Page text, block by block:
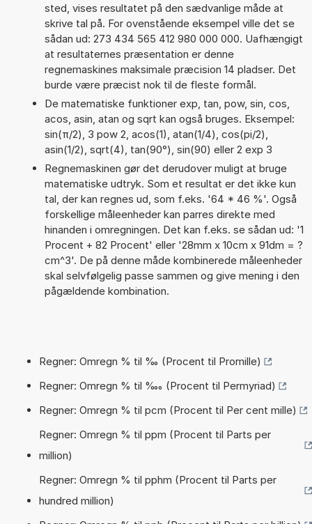
sted, vises resultatet på den sædvanlige måde at
skrive tal på. For ovenstående eksempel ville det se
sådan ud: 273 434 565 412 980 000 000. Uafhængigt
at resultaternes præsentation er denne
regnemaskines maksimale præcision 14 pladser. Det
burde være præcist nok til de fleste formål.
De matematiske funktioner exp, tan, pow, sin, cos,
acos, asin, atan og sqrt kan også bruges. Eksempel:
sin(π/2), 3 pow 2, acos(1), atan(1/4), cos(pi/2),
asin(1/2), sqrt(4), tan(90°), sin(90) eller 2 exp 3
Regnemaskinen gør det derudover muligt at bruge
matematiske udtryk. Som et resultat er det ikke kun
tal, der kan regnes ud, som f.eks. '64 * 46 %'. Også
forskellige måleenheder kan parres direkte med
hinanden i omregningen. Det kan f.eks. se sådan ud: '1
Procent + 82 Procent' eller '28mm x 10cm x 91dm = ?
cm^3'. De på denne måde kombinerede måleenheder
skal selvfølgelig passe sammen og give mening i den
pågældende kombination.
Regner: Omregn % til ‰ (Procent til Promille)
Regner: Omregn % til ‱ (Procent til Permyriad)
Regner: Omregn % til pcm (Procent til Per cent mille)
Regner: Omregn % til ppm (Procent til Parts per
million)
Regner: Omregn % til pphm (Procent til Parts per
hundred million)